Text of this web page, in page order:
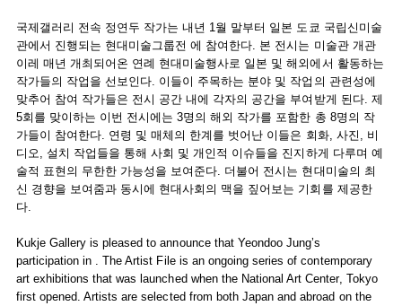
국제갤러리 전속 정연두 작가는 내년 1월 말부터 일본 도쿄 국립신미술
관에서 진행되는 현대미술그룹전 에 참여한다. 본 전시는 미술관 개관
이레 매년 개최되어온 연례 현대미술행사로 일본 및 해외에서 활동하는
작가들의 작업을 선보인다. 이들이 주목하는 분야 및 작업의 관련성에
맞추어 참여 작가들은 전시 공간 내에 각자의 공간을 부여받게 된다. 제
5회를 맞이하는 이번 전시에는 3명의 해외 작가를 포함한 총 8명의 작
가들이 참여한다. 연령 및 매체의 한계를 벗어난 이들은 회화, 사진, 비
디오, 설치 작업들을 통해 사회 및 개인적 이슈들을 진지하게 다루며 예
술적 표현의 무한한 가능성을 보여준다. 더불어 전시는 현대미술의 최
신 경향을 보여줌과 동시에 현대사회의 맥을 짚어보는 기회를 제공한
다.
Kukje Gallery is pleased to announce that Yeondoo Jung’s
participation in . The Artist File is an ongoing series of contemporary
art exhibitions that was launched when the National Art Center, Tokyo
first opened. Artists are selected from both Japan and abroad on the